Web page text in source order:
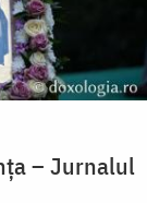
– Jurnalul